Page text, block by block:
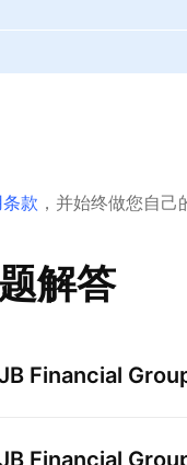
款 ，并始终做您自己
解答
Financial
Financial